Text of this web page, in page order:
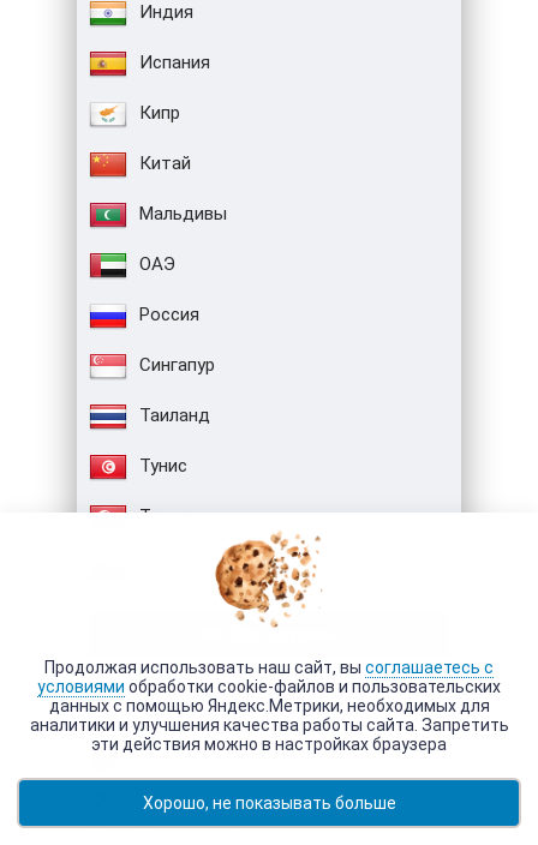
Индия
Испания
Кипр
Китай
Мальдивы
ОАЭ
Россия
Сингапур
Таиланд
Тунис
Турция
Все страны
Полезно знать
Почему мы?
Продолжая использовать наш сайт, вы соглашаетесь с
условиями обработки cookie-файлов и пользовательских
данных с помощью Яндекс.Метрики, необходимых для
аналитики и улучшения качества работы сайта. Запретить
эти действия можно в настройках браузера
Хорошо, не показывать больше